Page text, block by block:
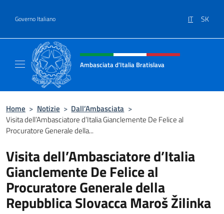
Governo Italiano IT SK
Intestazione sito, social e menù
Ambasciata d'Italia Bratislava
Home > Notizie > Dall’Ambasciata >
Visita dell’Ambasciatore d’Italia Gianclemente De Felice al
Procuratore Generale della...
Visita dell’Ambasciatore d’Italia
Gianclemente De Felice al
Procuratore Generale della
Repubblica Slovacca Maroš Žilinka